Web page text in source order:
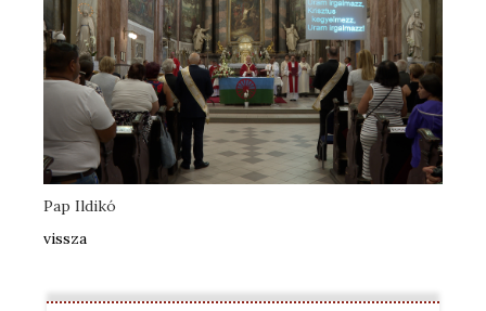
Pap Ildikó
vissza